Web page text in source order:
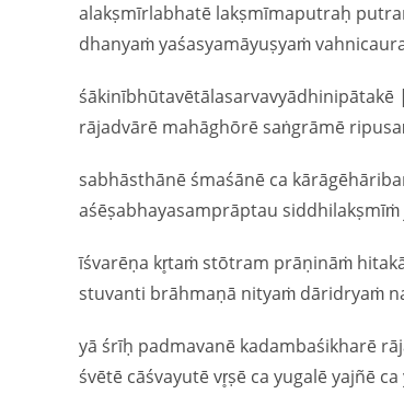
alakṣmīrlabhatē lakṣmīmaputraḥ
dhanyaṁ yaśasyamāyuṣyaṁ
śākinībhūtavētālasarvavyādhinipātakē |
rājadvārē mahāghōrē saṅgrāmē
sabhāsthānē śmaśānē ca
aśēṣabhayasamprāptau
īśvarēṇa kr̥taṁ stōtram prāṇināṁ
stuvanti brāhmaṇā nityaṁ dāridryaṁ
yā śrīḥ padmavanē kadambaśikharē
śvētē cāśvayutē vr̥ṣē ca yugalē yajñē